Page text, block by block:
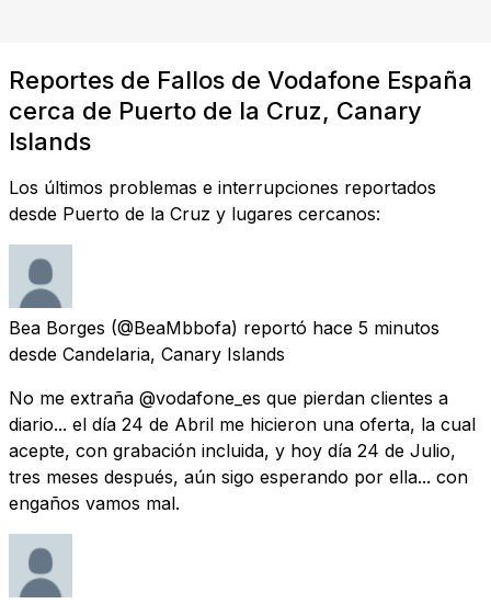
Reportes de Fallos de Vodafone España
cerca de Puerto de la Cruz, Canary
Islands
Los últimos problemas e interrupciones reportados
desde Puerto de la Cruz y lugares cercanos:
Bea Borges (@BeaMbbofa) reportó hace 5 minutos
desde Candelaria, Canary Islands
No me extraña @vodafone_es que pierdan clientes a
diario... el día 24 de Abril me hicieron una oferta, la cual
acepte, con grabación incluida, y hoy día 24 de Julio,
tres meses después, aún sigo esperando por ella... con
engaños vamos mal.